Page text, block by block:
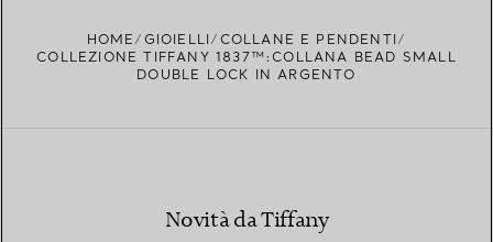
HOME GIOIELLI
COLLANE E PENDENTI
COLLEZIONE TIFFANY 1837™:COLLANA BEAD SMALL
DOUBLE LOCK IN ARGENTO
Novità da Tiffany